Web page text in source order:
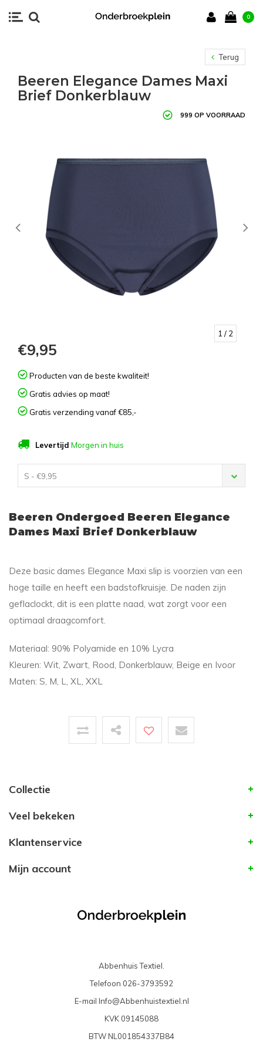
0
Terug
Beeren Elegance Dames Maxi
Brief Donkerblauw
999 OP VOORRAAD
1 / 2
€9,95
Producten van de beste kwaliteit!
Gratis advies op maat!
Gratis verzending vanaf €85,-
Levertijd Morgen in huis
S - €9,95
Beeren Ondergoed Beeren Elegance
Dames Maxi Brief Donkerblauw
Deze basic dames Elegance Maxi slip is voorzien van een
hoge taille en heeft een badstofkruisje. De naden zijn
geflaclockt, dit is een platte naad, wat zorgt voor een
optimaal draagcomfort.
Materiaal: 90% Polyamide en 10% Lycra
Kleuren: Wit, Zwart, Rood, Donkerblauw, Beige en Ivoor
Maten: S, M, L, XL, XXL
Collectie
Veel bekeken
Klantenservice
Mijn account
Abbenhuis Textiel.
Telefoon 026-3793592
E-mail Info@Abbenhuistextiel.nl
KVK 09145088
BTWNL001854337B84